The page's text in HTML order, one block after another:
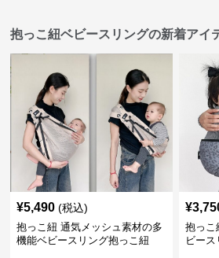
抱っこ紐ベビースリングの新着アイ
¥5,490 (税込)
抱っこ紐 通気メッシュ素材の多
機能ベビースリング抱っこ紐
¥
抱っこ
ビー